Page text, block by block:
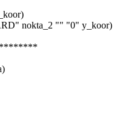
nokta_2 "" "0" y_koor)